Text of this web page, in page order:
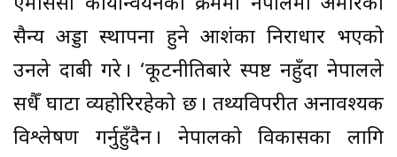
सैन्य अड्डा स्थापना हुने आशंका निराधार भएको
उनले दाबी गरे । ‘कूटनीतिबारे स्पष्ट नहुँदा नेपालले
सधैँ घाटा व्यहोरिरहेको छ । तथ्यविपरीत अनावश्यक
विश्लेषण गर्नुहुँदैन । नेपालको विकासका लागि